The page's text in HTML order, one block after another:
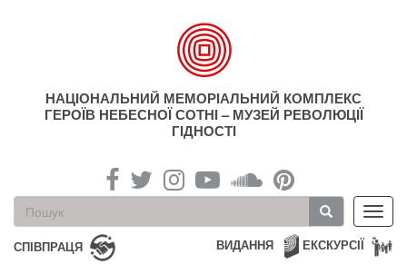
НАЦІОНАЛЬНИЙ МЕМОРІАЛЬНИЙ КОМПЛЕКС
ГЕРОЇВ НЕБЕСНОЇ СОТНІ – МУЗЕЙ РЕВОЛЮЦІЇ
ГІДНОСТІ
Пошукова
форма
Пошук
СПІВПРАЦЯ ЕКСКУРСІЇ
ВИДАННЯ